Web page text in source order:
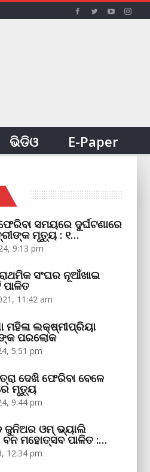
ଭିଡିଓ E-Paper
ସମୟରେ ଦୁର୍ଘଟଣାରେ
ମୃତ୍ୟୁ : ୧…
9:13 pm
ସଂଘର ନୂଆଁଖାଇ
ପାଳିତ
11:42 am
ମହିଳା ଲକ୍ଷ୍ମୀପ୍ରିୟା
ପରଲୋକ
5:51 pm
ଦେଖି ଫେରିବା ବେଳେ
ମୃତ୍ୟୁ
9:44 pm
ଜୁନିଅର ଓମ୍‌ ଭ୍ୟାଲି
ମହୋତ୍ସବ ପାଳିତ :…
12:34 pm